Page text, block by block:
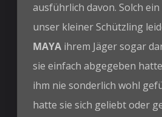
ausführlich davon. Solch
unser kleiner Schützling
MAYA ihrem Jäger sogar
sie einfach abgegeben
ihm nie sonderlich wohl
hatte sie sich geliebt oder